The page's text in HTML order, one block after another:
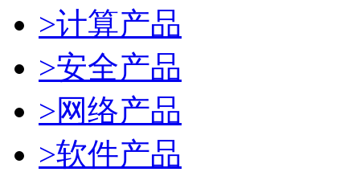
>计算产品
>安全产品
>网络产品
>软件产品